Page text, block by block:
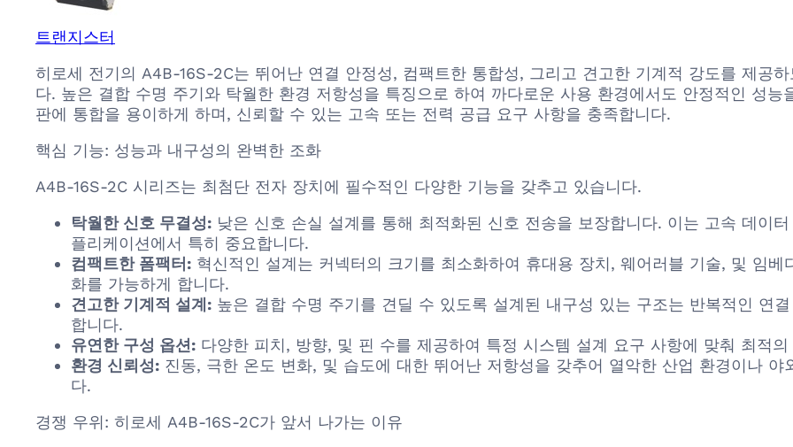
트랜지스터
히로세 전기의 A4B-16S-2C는 뛰어난 연결 안정성, 컴팩트한 통합성, 그리고 견고한 기계적 강도를 제공
다. 높은 결합 수명 주기와 탁월한 환경 저항성을 특징으로 하여 까다로운 사용 환경에서도 안정적인 성
판에 통합을 용이하게 하며, 신뢰할 수 있는 고속 또는 전력 공급 요구 사항을 충족합니다.
핵심 기능: 성능과 내구성의 완벽한 조화
A4B-16S-2C 시리즈는 최첨단 전자 장치에 필수적인 다양한 기능을 갖추고 있습니다.
탁월한 신호 무결성: 낮은 신호 손실 설계를 통해 최적화된 신호 전송을 보장합니다. 이는 고속 데이
플리케이션에서 특히 중요합니다.
컴팩트한 폼팩터: 혁신적인 설계는 커넥터의 크기를 최소화하여 휴대용 장치, 웨어러블 기술, 및 임
화를 가능하게 합니다.
견고한 기계적 설계: 높은 결합 수명 주기를 견딜 수 있도록 설계된 내구성 있는 구조는 반복적인 연
합니다.
유연한 구성 옵션: 다양한 피치, 방향, 및 핀 수를 제공하여 특정 시스템 설계 요구 사항에 맞춰 최적
환경 신뢰성: 진동, 극한 온도 변화, 및 습도에 대한 뛰어난 저항성을 갖추어 열악한 산업 환경이나
다.
경쟁 우위: 히로세 A4B-16S-2C가 앞서 나가는 이유